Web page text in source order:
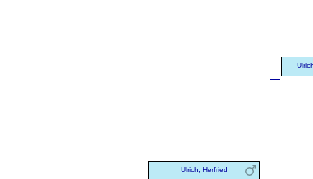
Ulrich, Herfried